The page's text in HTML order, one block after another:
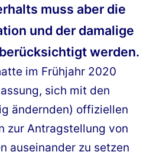
muss aber die
und der damalige
werden.
im Frühjahr 2020
sich mit den
ändernden) offiziellen
zur Antragstellung von
auseinander zu setzen